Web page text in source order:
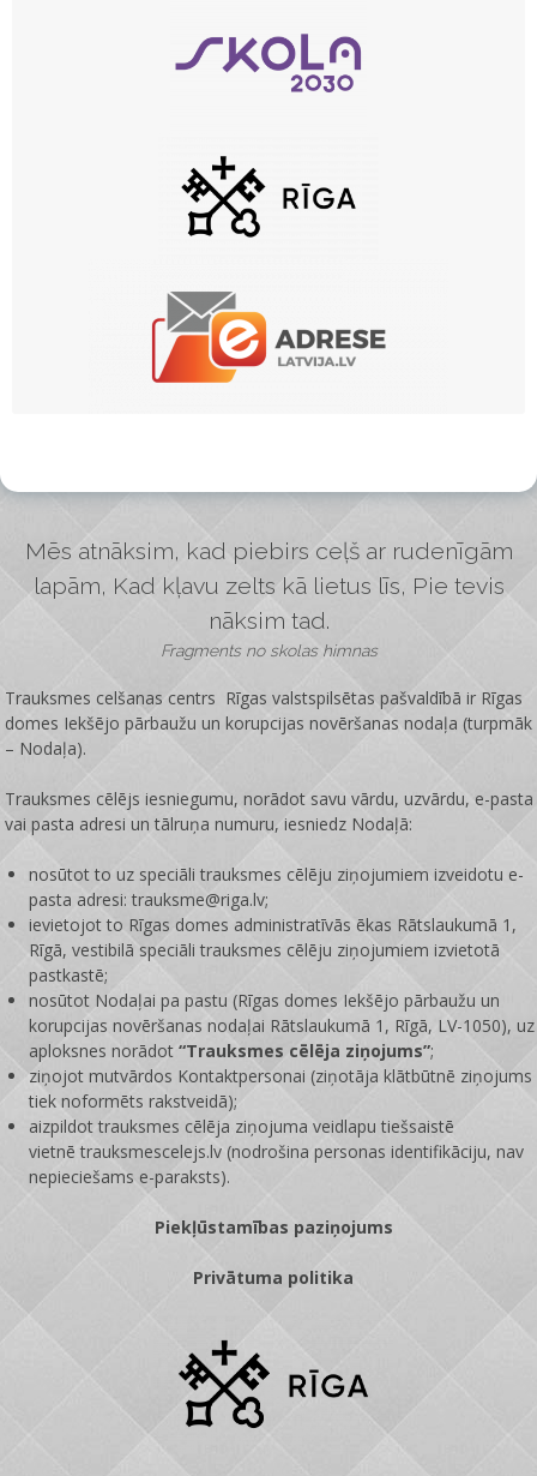
Mēs atnāksim, kad piebirs ceļš ar rudenīgām
lapām, Kad kļavu zelts kā lietus līs, Pie tevis
nāksim tad.
Fragments no skolas himnas
Trauksmes celšanas centrs Rīgas valstspilsētas pašvaldībā ir Rīgas
domes Iekšējo pārbaužu un korupcijas novēršanas nodaļa (turpmāk
– Nodaļa).
Trauksmes cēlējs iesniegumu, norādot savu vārdu, uzvārdu, e-pasta
vai pasta adresi un tālruņa numuru, iesniedz Nodaļā:
nosūtot to uz speciāli trauksmes cēlēju ziņojumiem izveidotu e-
pasta adresi: trauksme@riga.lv;
ievietojot to Rīgas domes administratīvās ēkas Rātslaukumā 1,
Rīgā, vestibilā speciāli trauksmes cēlēju ziņojumiem izvietotā
pastkastē;
nosūtot Nodaļai pa pastu (Rīgas domes Iekšējo pārbaužu un
korupcijas novēršanas nodaļai Rātslaukumā 1, Rīgā, LV-1050), uz
aploksnes norādot“Trauksmes cēlēja ziņojums”;
ziņojot mutvārdos Kontaktpersonai (ziņotāja klātbūtnē ziņojums
tiek noformēts rakstveidā);
aizpildot trauksmes cēlēja ziņojuma veidlapu tiešsaistē
vietnētrauksmescelejs.lv (nodrošina personas identifikāciju, nav
nepieciešams e-paraksts).
Piekļūstamības paziņojums
Privātuma politika